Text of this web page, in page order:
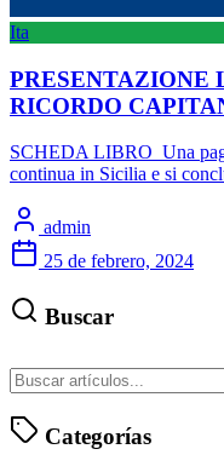
Ita
PRESENTAZIONE
RICORDO
SCHEDA LIBRO Una
continua in Sicilia e si
admin
25 de febrero, 2024
Buscar
Categorías